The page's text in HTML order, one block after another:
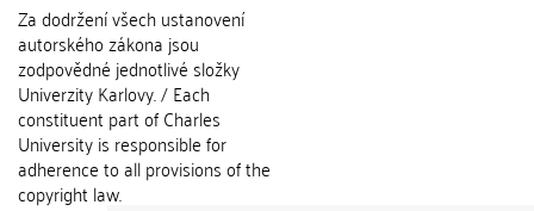
Za dodržení všech ustanovení
autorského zákona jsou
zodpovědné jednotlivé složky
Univerzity Karlovy. / Each
constituent part of Charles
University is responsible for
adherence to all provisions of the
copyright law.